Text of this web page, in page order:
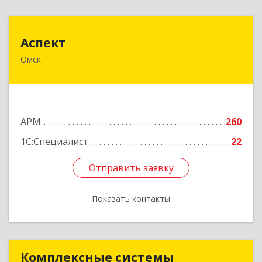
Аспект
Омск
АРМ
260
1С:Специалист
22
Отправить заявку
Показать контакты
644100, Омская обл, Омск г, Королева пр., дом
Отправить заявку
Назад
Комплексные системы
Комплексные системы